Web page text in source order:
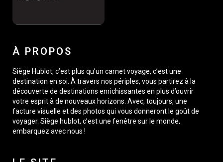
À PROPOS
Siège Hublot, c’est plus qu’un carnet voyage, c’est une
destination en soi. À travers nos périples, vous partirez à la
découverte de destinations enrichissantes en plus d’ouvrir
votre esprit à de nouveaux horizons. Avec, toujours, une
facture visuelle et des photos qui vous donneront le goût de
voyager. Siège hublot, c’est une fenêtre sur le monde,
embarquez avec nous !